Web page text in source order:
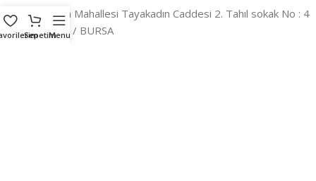
Adres:Reyhan Mahallesi Tayakadın Caddesi 2. Tahıl sokak No : 4
/ a Osmangazi / BURSA
SepetimMenu